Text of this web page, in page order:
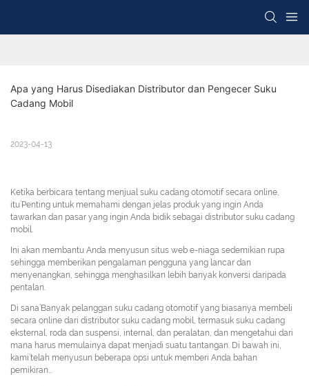
Apa yang Harus Disediakan Distributor dan Pengecer Suku
Cadang Mobil
2023-04-13
Ketika berbicara tentang menjual suku cadang otomotif secara online,
itu’Penting untuk memahami dengan jelas produk yang ingin Anda
tawarkan dan pasar yang ingin Anda bidik sebagai distributor suku cadang
mobil.
Ini akan membantu Anda menyusun situs web e-niaga sedemikian rupa
sehingga memberikan pengalaman pengguna yang lancar dan
menyenangkan, sehingga menghasilkan lebih banyak konversi daripada
pentalan.
Di sana’Banyak pelanggan suku cadang otomotif yang biasanya membeli
secara online dari distributor suku cadang mobil, termasuk suku cadang
eksternal, roda dan suspensi, internal, dan peralatan, dan mengetahui dari
mana harus memulainya dapat menjadi suatu tantangan. Di bawah ini,
kami’telah menyusun beberapa opsi untuk memberi Anda bahan
pemikiran…